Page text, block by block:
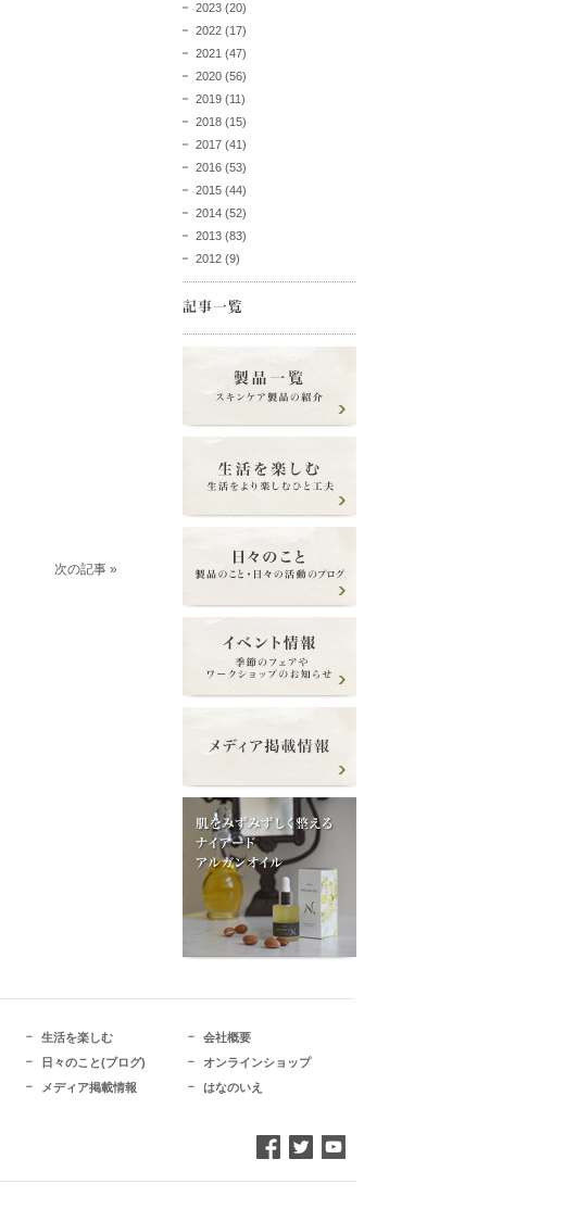
次の記事 »
2023 (20)
2022 (17)
2021 (47)
2020 (56)
2019 (11)
2018 (15)
2017 (41)
2016 (53)
2015 (44)
2014 (52)
2013 (83)
2012 (9)
生活を楽しむ
日々のこと(ブログ)
メディア掲載情報
会社概要
オンラインショップ
はなのいえ